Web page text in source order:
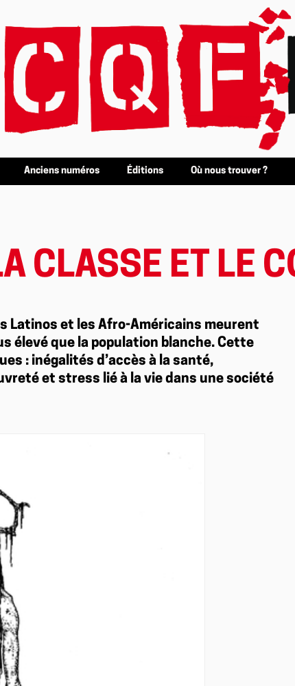
Anciens numéros Éditions Où nous trouver ?
CLASSE ET LE
Latinos et les Afro-Américains meurent
élevé que la population blanche. Cette
: inégalités d’accès à la santé,
et stress lié à la vie dans une société